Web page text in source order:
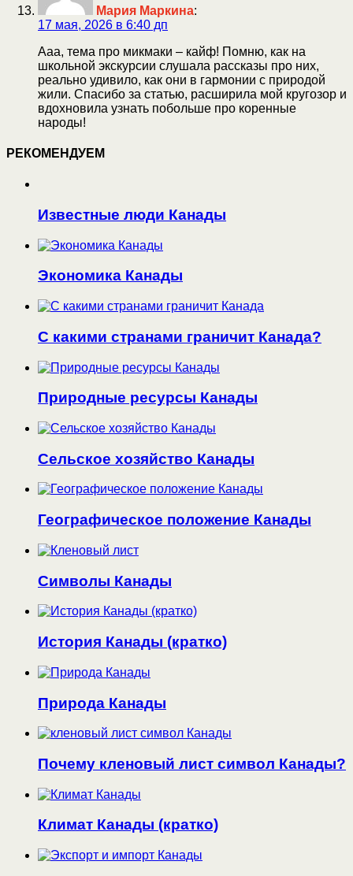
Мария Маркина:
17 мая, 2026 в 6:40 дп
Ааа, тема про микмаки – кайф! Помню, как на
школьной экскурсии слушала рассказы про них,
реально удивило, как они в гармонии с природой
жили. Спасибо за статью, расширила мой кругозор и
вдохновила узнать побольше про коренные
народы!
РЕКОМЕНДУЕМ
Известные люди Канады
Экономика Канады
С какими странами граничит Канада?
Природные ресурсы Канады
Сельское хозяйство Канады
Географическое положение Канады
Символы Канады
История Канады (кратко)
Природа Канады
Почему кленовый лист символ Канады?
Климат Канады (кратко)